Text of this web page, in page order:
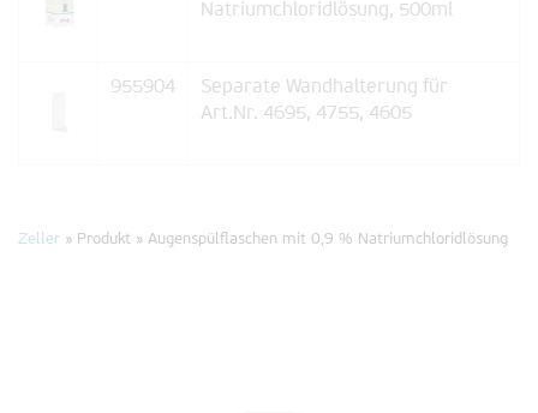
Natriumchloridlösung, 500ml
955904
Separate Wandhalterung für
Art.Nr. 4695, 4755, 4605
Zeller » Produkt » Augenspülflaschen mit 0,9 % Natriumchloridlösung